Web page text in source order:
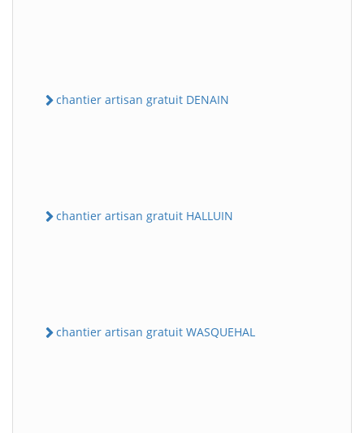
chantier artisan gratuit DENAIN
chantier artisan gratuit HALLUIN
chantier artisan gratuit WASQUEHAL